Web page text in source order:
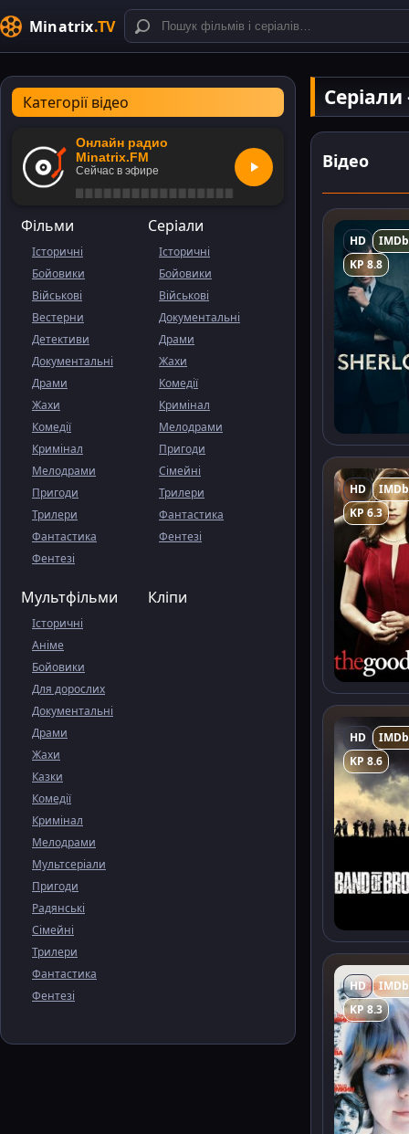
Minatrix.TV
Категорії відео
Онлайн радио
Minatrix.FM
Сейчас в эфире
Фільми
Історичні
Бойовики
Військові
Вестерни
Детективи
Документальні
Драми
Жахи
Комедії
Кримінал
Мелодрами
Пригоди
Трилери
Фантастика
Фентезі
Серіали
Історичні
Бойовики
Військові
Документальні
Драми
Жахи
Комедії
Кримінал
Мелодрами
Пригоди
Сімейні
Трилери
Фантастика
Фентезі
Мультфільми
Історичні
Аніме
Бойовики
Для дорослих
Документальні
Драми
Жахи
Казки
Комедії
Кримінал
Мелодрами
Мультсеріали
Пригоди
Радянські
Сімейні
Трилери
Фантастика
Фентезі
Кліпи
Відео
HD
KP 8.8
HD
KP 6.3
HD
KP 8.6
HD
KP 8.3